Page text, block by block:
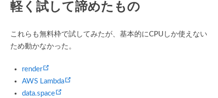
軽く試して諦めたもの
これらも無料枠で試してみたが、基本的にCPUしか使えない
ため動かなかった。
render
AWS Lambda
data.space